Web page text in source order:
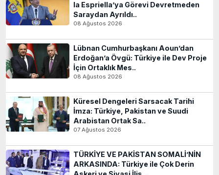
la Espriella’ya Görevi Devretmeden
Saraydan Ayrıldı..
08 Ağustos 2026
Lübnan Cumhurbaşkanı Aoun’dan
Erdoğan’a Övgü: Türkiye ile Dev Proje
İçin Ortaklık Mes..
08 Ağustos 2026
Küresel Dengeleri Sarsacak Tarihi
İmza: Türkiye, Pakistan ve Suudi
Arabistan Ortak Sa..
07 Ağustos 2026
TÜRKİYE VE PAKİSTAN SOMALİ’NİN
ARKASINDA: Türkiye ile Çok Derin